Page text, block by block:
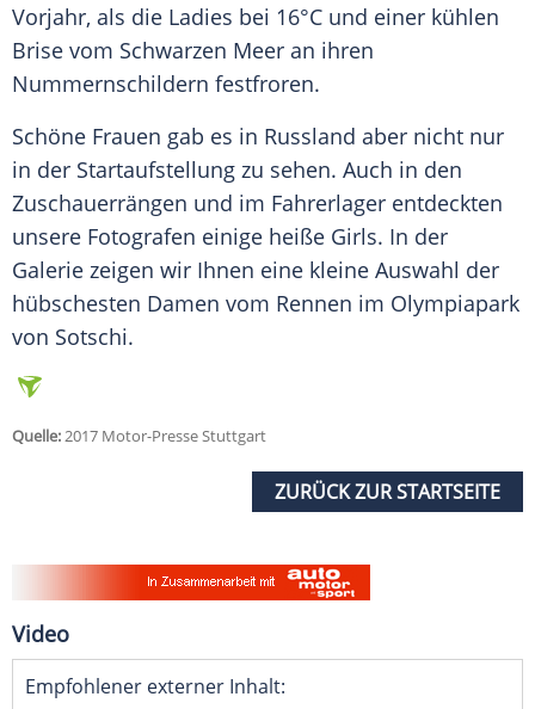
Vorjahr, als die Ladies bei 16°C und einer kühlen
Brise vom Schwarzen Meer an ihren
Nummernschildern festfroren.
Schöne Frauen gab es in Russland aber nicht nur
in der Startaufstellung zu sehen. Auch in den
Zuschauerrängen und im Fahrerlager entdeckten
unsere Fotografen einige heiße Girls. In der
Galerie zeigen wir Ihnen eine kleine Auswahl der
hübschesten Damen vom Rennen im Olympiapark
von Sotschi.
Quelle:2017 Motor-Presse Stuttgart
ZURÜCK ZUR STARTSEITE
Video
Empfohlener externer Inhalt: